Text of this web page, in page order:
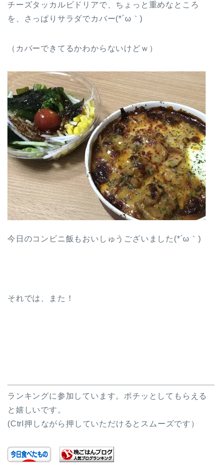
チーズタッカルビドリアで、ちょっと重めなところ
を、さっぱりサラダでカバー(*´ω｀)
（カバーできてるかわからないけどｗ）
今日のコンビニ飯もおいしゅうございました(*´ω｀)
それでは、また！
ランキングに参加しています。ポチッとしてもらえる
と嬉しいです。
(Ctrl押しながら押していただけるとスムーズです）